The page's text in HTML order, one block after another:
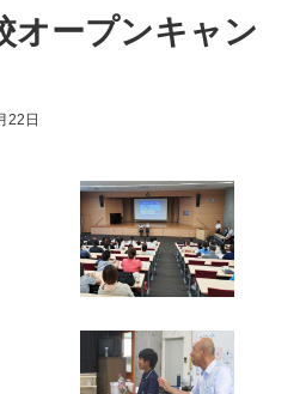
オープンキャン
22日